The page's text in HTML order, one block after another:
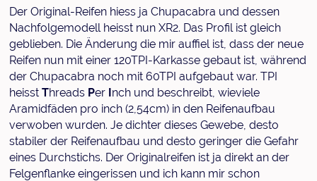
Der Original-Reifen hiess ja Chupacabra und dessen
Nachfolgemodell heisst nun XR2. Das Profil ist gleich
geblieben. Die Änderung die mir auffiel ist, dass der neue
Reifen nun mit einer 120TPI-Karkasse gebaut ist, während
der Chupacabra noch mit 60TPI aufgebaut war. TPI
heisst Threads Per Inch und beschreibt, wieviele
Aramidfäden pro inch (2,54cm) in den Reifenaufbau
verwoben wurden. Je dichter dieses Gewebe, desto
stabiler der Reifenaufbau und desto geringer die Gefahr
eines Durchstichs. Der Originalreifen ist ja direkt an der
Felgenflanke eingerissen und ich kann mir schon